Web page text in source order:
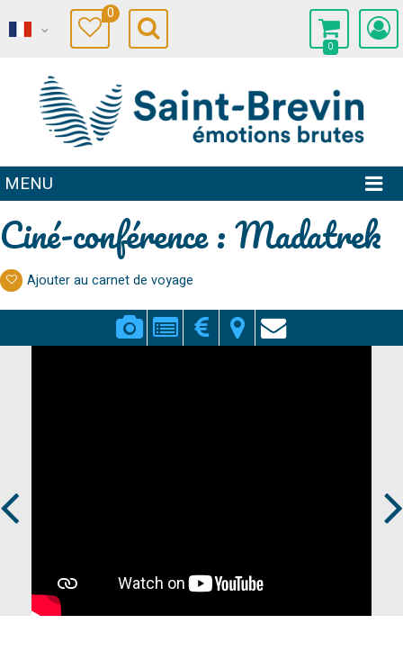
0
0
MENU
Ciné-conférence : Madatrek
Ajouter au carnet de voyage